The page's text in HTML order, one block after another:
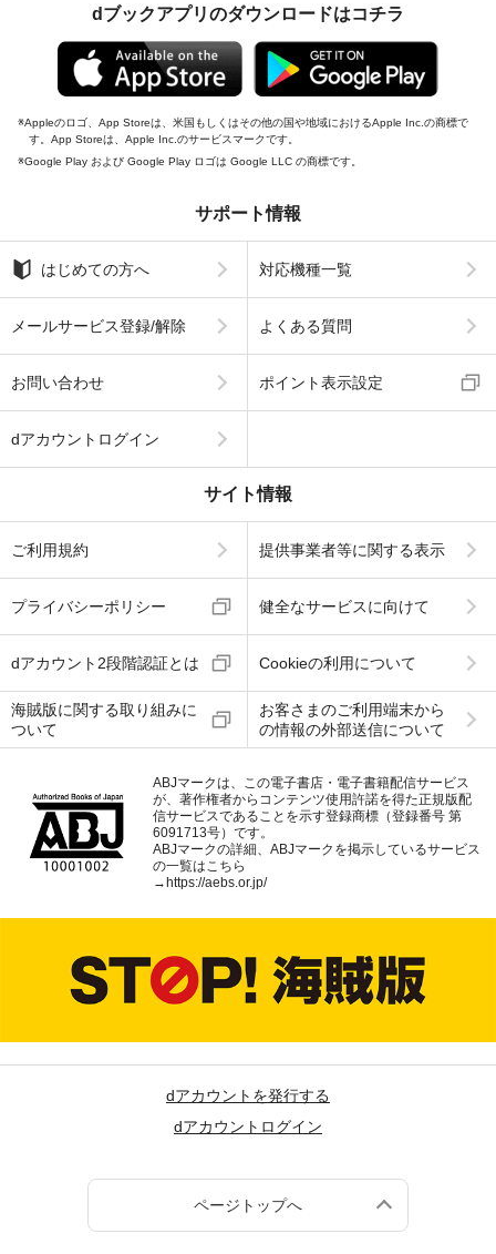
dブックアプリのダウンロードはコチラ
Appleのロゴ、App Storeは、米国もしくはその他の国や地域におけるApple Inc.の商標で
す。App Storeは、Apple Inc.のサービスマークです。
Google Play および Google Play ロゴは Google LLC の商標です。
サポート情報
はじめての方へ 対応機種一覧
メールサービス登録/解除 よくある質問
お問い合わせ ポイント表示設定
dアカウントログイン
サイト情報
ご利用規約 提供事業者等に関する表示
プライバシーポリシー 健全なサービスに向けて
dアカウント2段階認証とは Cookieの利用について
海賊版に関する取り組みに
ついて
お客さまのご利用端末から
の情報の外部送信について
ABJマークは、この電子書店・電子書籍配信サービス
が、著作権者からコンテンツ使用許諾を得た正規版配
信サービスであることを示す登録商標（登録番号 第
6091713号）です。
ABJマークの詳細、ABJマークを掲示しているサービス
の一覧はこちら
→https://aebs.or.jp/
dアカウントを発行する
dアカウントログイン
ページトップへ